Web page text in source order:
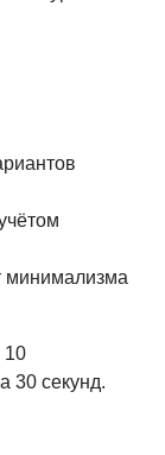
минимализма
10
30 секунд.